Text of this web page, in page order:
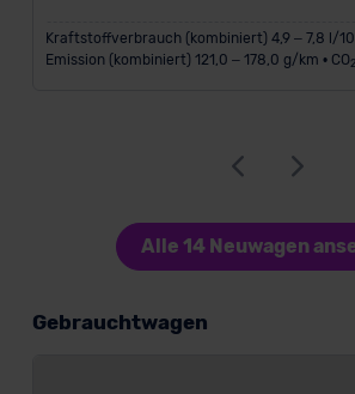
Kraftstoffverbrauch (kombiniert) 4,9 – 7,8 l/
Emission (kombiniert) 121,0 – 178,0 g/km • CO2
Alle 14 Neuwagen
Gebrauchtwagen